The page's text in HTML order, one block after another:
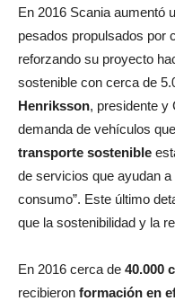
En 2016 Scania aumentó
pesados propulsados por
reforzando su proyecto
sostenible con cerca de
Henriksson, presidente y
demanda de vehículos
transporte sostenible
de servicios que ayudan
consumo”. Este último
que la sostenibilidad y la
En 2016 cerca de 40.000
recibieron formación en